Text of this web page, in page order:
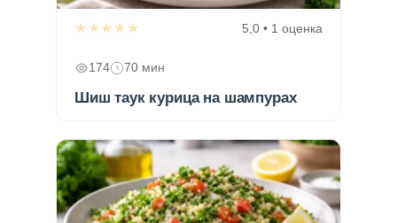
★★★★★ 5,0 • 1 оценка
174 70 мин
Шиш таук курица на шампурах